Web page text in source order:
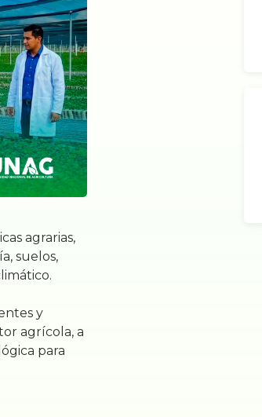
agrarias,
suelos,
y
agrícola, a
para